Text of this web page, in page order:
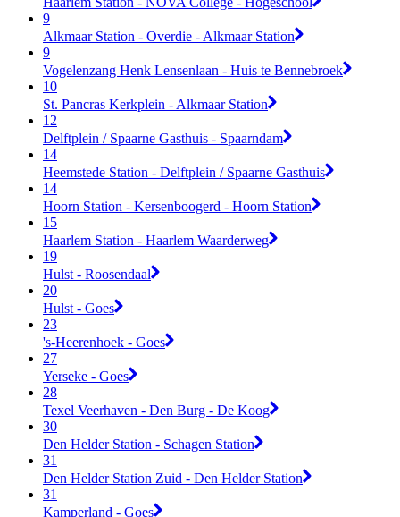
9
Alkmaar Station - Overdie - Alkmaar Station
9
Vogelenzang Henk Lensenlaan - Huis te Bennebroek
10
St. Pancras Kerkplein - Alkmaar Station
12
Delftplein / Spaarne Gasthuis - Spaarndam
14
Heemstede Station - Delftplein / Spaarne Gasthuis
14
Hoorn Station - Kersenboogerd - Hoorn Station
15
Haarlem Station - Haarlem Waarderweg
19
Hulst - Roosendaal
20
Hulst - Goes
23
's-Heerenhoek - Goes
27
Yerseke - Goes
28
Texel Veerhaven - Den Burg - De Koog
30
Den Helder Station - Schagen Station
31
Den Helder Station Zuid - Den Helder Station
31
Kamperland - Goes